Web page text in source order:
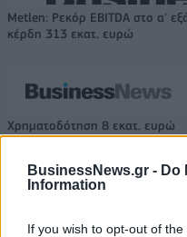
BusinessNews.gr - Do
Information
If you wish to opt-out of
Metlen: Ρεκόρ EBITDA στο α'
κέρδη 313 εκατ. ευρώ
Χρηματοδότηση 8 εκατ. ευρώ
σε 843 μέσα ενημέρωσης-
πρόγραμμα ενίσχυσης του
Τύπου